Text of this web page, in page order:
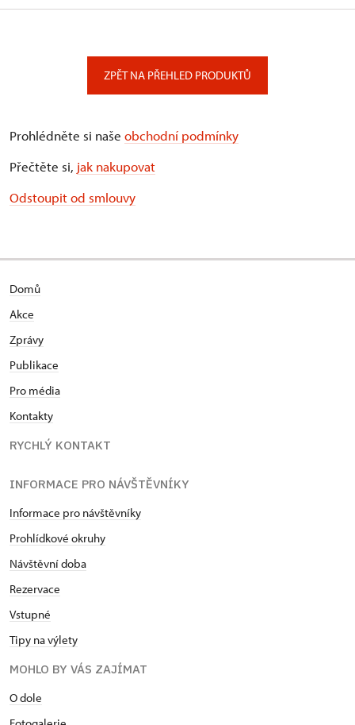
ZPĚT NA PŘEHLED PRODUKTŮ
Prohlédněte si naše obchodní podmínky
Přečtěte si, jak nakupovat
Odstoupit od smlouvy
Domů
Akce
Zprávy
Publikace
Pro média
Kontakty
RYCHLÝ KONTAKT
INFORMACE PRO NÁVŠTĚVNÍKY
Informace pro návštěvníky
Prohlídkové okruhy
Návštěvní doba
Rezervace
Vstupné
Tipy na výlety
MOHLO BY VÁS ZAJÍMAT
O dole